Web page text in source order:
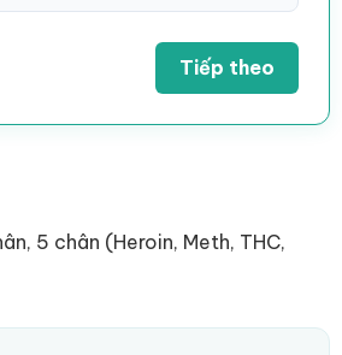
Tiếp theo
5 chân (Heroin, Meth, THC,